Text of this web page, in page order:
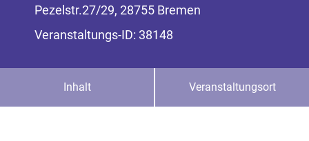
Pezelstr.27/29, 28755 Bremen
Veranstaltungs-ID: 38148
Inhalt Veranstaltungsort